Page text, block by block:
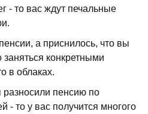
- то вас ждут печальные
а приснилось, что вы
конкретными
в облаках.
разносили пенсию по
- то у вас получится многого